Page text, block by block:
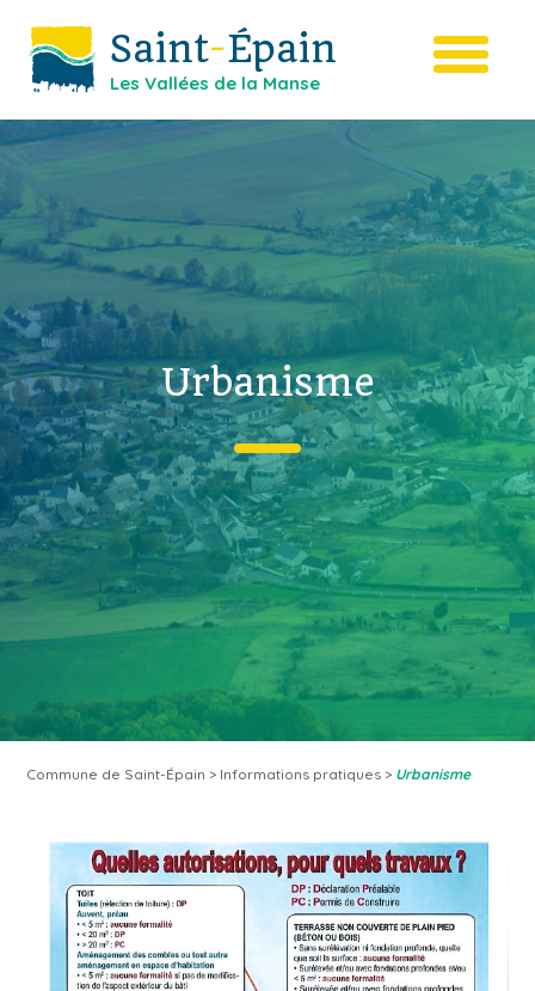
Saint-Épain
Les Vallées de la Manse
Urbanisme
Commune de Saint-Épain > Informations pratiques > Urbanisme